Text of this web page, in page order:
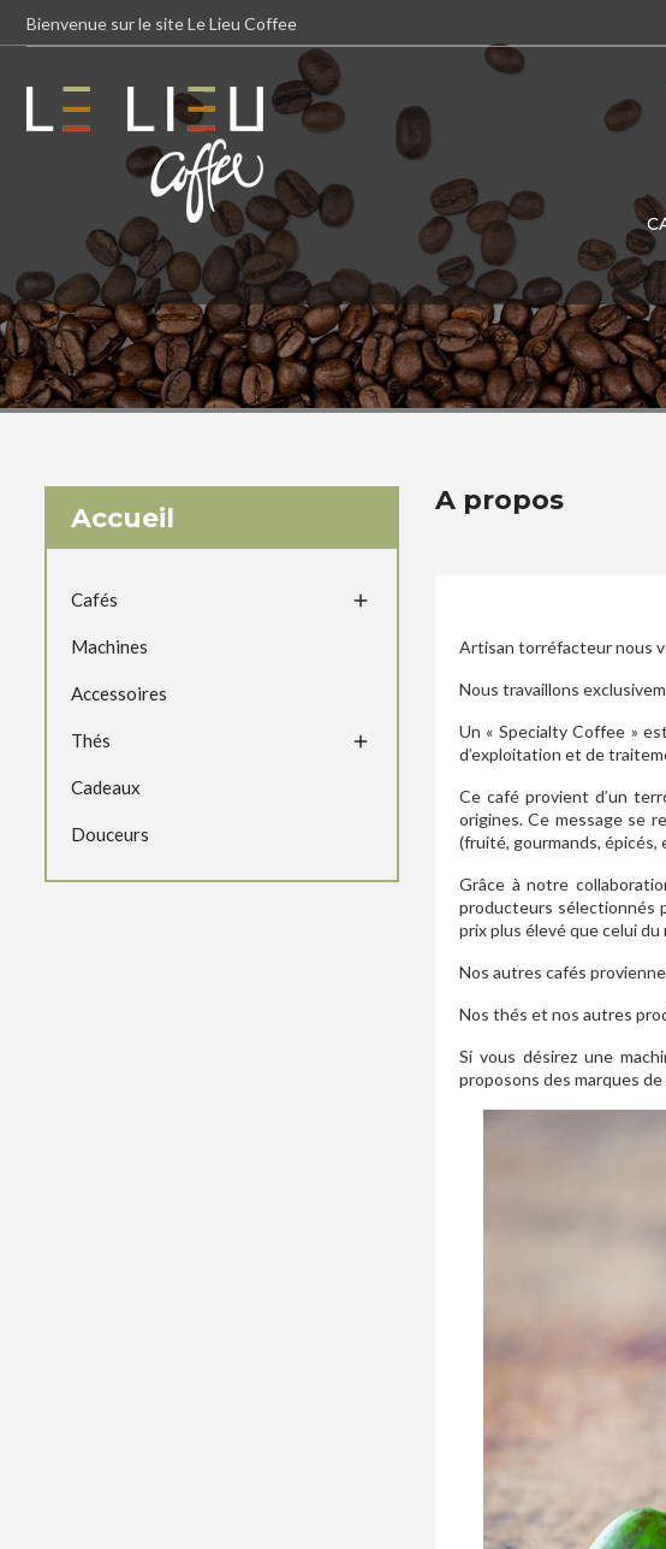
Bienvenue sur le site Le Lieu Coffee
Accueil
Cafés 
Machines
Accessoires
Thés 
Cadeaux
Douceurs
A propos
Artisan torréfacteur nous
Nous travaillons
Un « Specialty Coffee »
d’exploitation et de
Ce café provient d’un
origines. Ce message se
(fruité, gourmands, épicés,
Grâce à notre
producteurs sélectionnés
prix plus élevé que celui du
Nos autres cafés
Nos thés et nos autres
Si vous désirez une
proposons des marques